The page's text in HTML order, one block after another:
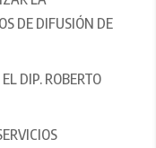
DE DIFUSIÓN DE
DIP. ROBERTO